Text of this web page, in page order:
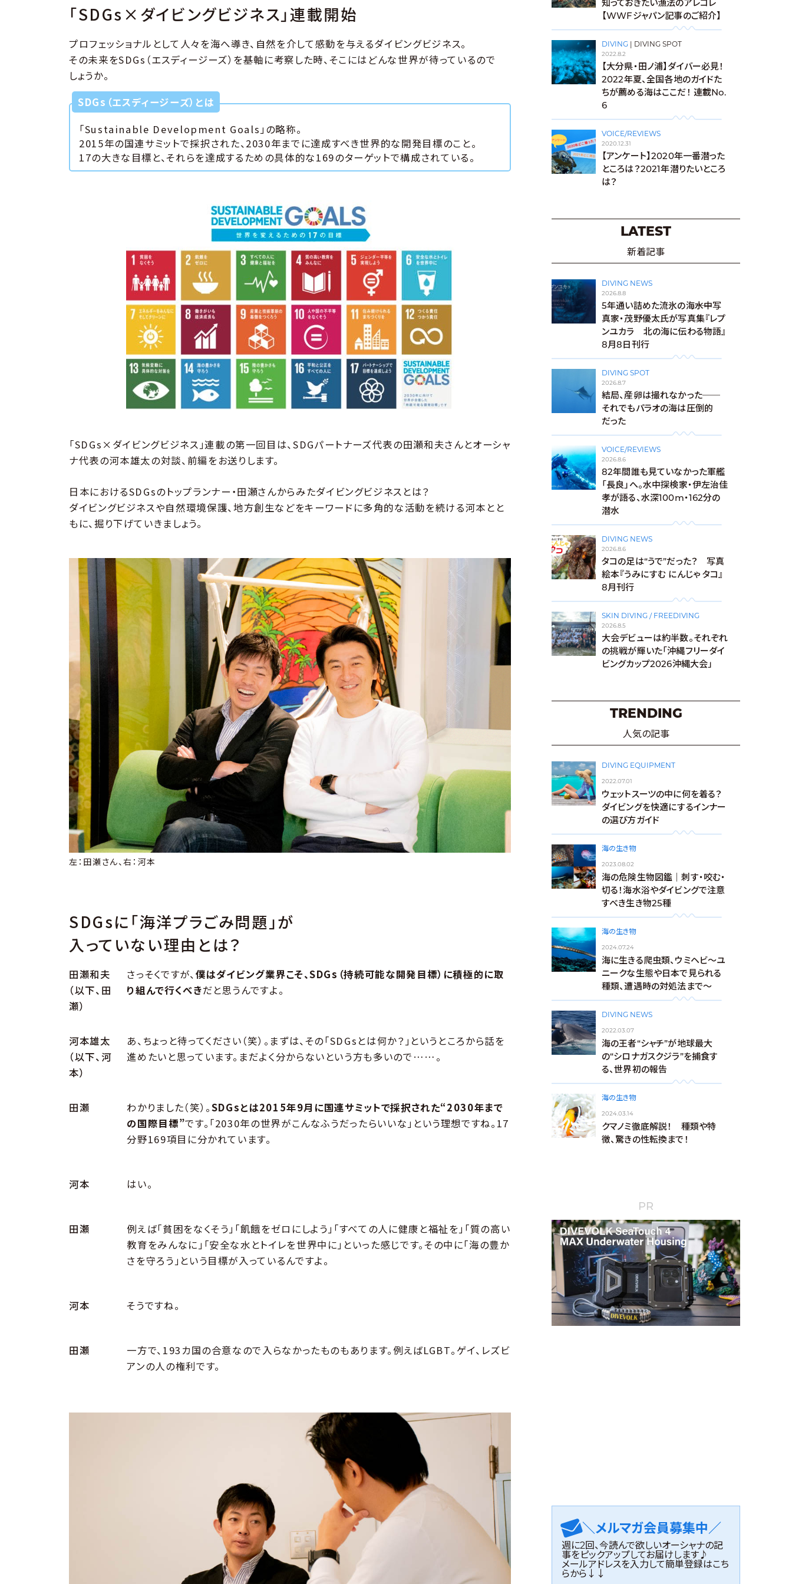
「SDGs×ダイビングビジネス」連載開始
プロフェッショナルとして人々を海へ導き、自然を介して感動を与えるダイビングビジネス。
その未来をSDGs（エスディージーズ）を基軸に考察した時、そこにはどんな世界が待っているので
しょうか。
SDGs（エスディージーズ）とは
「Sustainable Development Goals」の略称。
2015年の国連サミットで採択された、2030年までに達成すべき世界的な開発目標のこと。
17の大きな目標と、それらを達成するための具体的な169のターゲットで構成されている。
「SDGs×ダイビングビジネス」連載の第一回目は、SDGパートナーズ代表の田瀬和夫さんとオーシャ
ナ代表の河本雄太の対談、前編をお送りします。
日本におけるSDGsのトップランナー・田瀬さんからみたダイビングビジネスとは？
ダイビングビジネスや自然環境保護、地方創生などをキーワードに多角的な活動を続ける河本とと
もに、掘り下げていきましょう。
左：田瀬さん、右：河本
SDGsに「海洋プラごみ問題」が
入っていない理由とは？
田瀬和夫
（以下、田
瀬）
さっそくですが、 僕はダイビング業界こそ、SDGs（持続可能な開発目標）に積極的に取
り組んで行くべきだと思うんですよ。
河本雄太
（以下、河
本）
あ、ちょっと待ってください（笑）。まずは、その「SDGsとは何か？」というところから話を
進めたいと思っています。まだよく分からないという方も多いので……。
田瀬 わかりました（笑）。SDGsとは2015年9月に国連サミットで採択された“2030年まで
の国際目標”です。「2030年の世界がこんなふうだったらいいな」という理想ですね。17
分野169項目に分かれています。
河本 はい。
田瀬
例えば「貧困をなくそう」「飢餓をゼロにしよう」「すべての人に健康と福祉を」「質の高い
教育をみんなに」「安全な水とトイレを世界中に」といった感じです。その中に「海の豊か
さを守ろう」という目標が入っているんですよ。
河本 そうですね。
田瀬
一方で、193カ国の合意なので入らなかったものもあります。例えばLGBT。ゲイ、レズビ
アンの人の権利です。
知っておきたい漁法のアレコレ
【WWFジャパン記事のご紹介】
DIVING | DIVING SPOT
2022.8.2
【大分県・田ノ浦】ダイバー必見！
2022年夏、全国各地のガイドた
ちが薦める海はここだ！ 連載No.
6
VOICE/REVIEWS
2020.12.31
【アンケート】2020年一番潜った
ところは？2021年潜りたいところ
は？
LATEST
新着記事
DIVING NEWS
2026.8.8
5年通い詰めた流氷の海――水中写
真家・茂野優太氏が写真集『レプ
ンユカラ 北の海に伝わる物語』
8月8日刊行
DIVING SPOT
2026.8.7
結局、産卵は撮れなかった──
それでもパラオの海は圧倒的
だった
VOICE/REVIEWS
2026.8.6
82年間誰も見ていなかった軍艦
「長良」へ。水中探検家・伊左治佳
孝が語る、水深100m・162分の
潜水
DIVING NEWS
2026.8.6
タコの足は“うで”だった？ 写真
絵本『うみにすむ にんじゃ タコ』
8月刊行
SKIN DIVING / FREEDIVING
2026.8.5
大会デビューは約半数。それぞれ
の挑戦が輝いた「沖縄フリーダイ
ビングカップ2026沖縄大会」
TRENDING
人気の記事
DIVING EQUIPMENT
2022.07.01
ウェットスーツの中に何を着る？
ダイビングを快適にするインナー
の選び方ガイド
海の生き物
2023.08.02
海の危険生物図鑑｜刺す・咬む・
切る！海水浴やダイビングで注意
すべき生き物25種
海の生き物
2024.07.24
海に生きる爬虫類、ウミヘビ～ユ
ニークな生態や日本で見られる
種類、遭遇時の対処法まで～
DIVING NEWS
2022.03.07
海の王者“シャチ”が地球最大
の“シロナガスクジラ”を捕食す
る、世界初の報告
海の生き物
2024.03.14
クマノミ徹底解説！ 種類や特
徴、驚きの性転換まで！
PR
＼メルマガ会員募集中／
週に2回、今読んで欲しいオーシャナの記
事をピックアップしてお届けします♪
メールアドレスを入力して簡単登録はこち
らから↓↓